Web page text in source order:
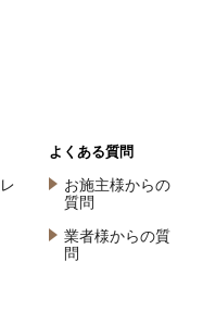
よくある質問
お施主様からの
質問
業者様からの質
問